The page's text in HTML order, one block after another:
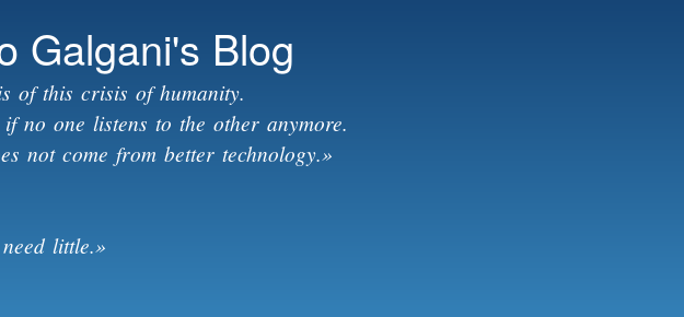
Galgani's Blog
of this crisis of humanity.
no one listens to the other anymore.
not come from better technology.»
little.»